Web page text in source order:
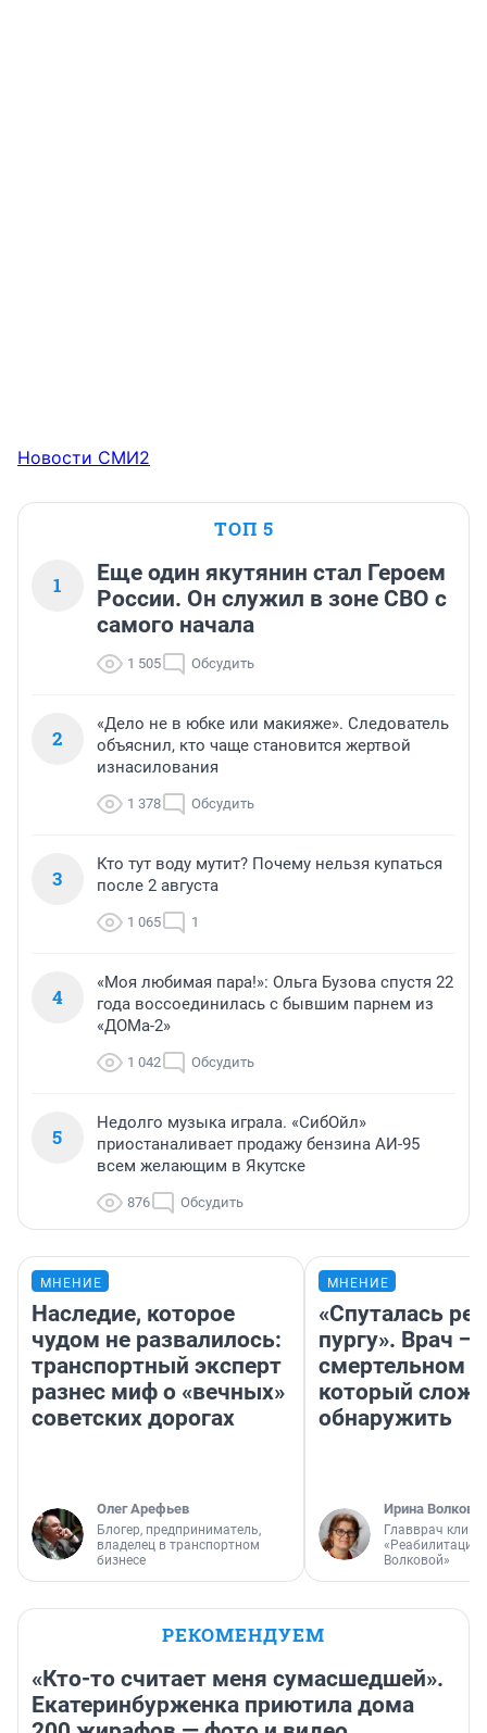
Новости СМИ2
ТОП 5
1
Еще один якутянин стал Героем
России. Он служил в зоне СВО с
самого начала
1 505 Обсудить
2
«Дело не в юбке или макияже». Следователь
объяснил, кто чаще становится жертвой
изнасилования
1 378 Обсудить
3
Кто тут воду мутит? Почему нельзя купаться
после 2 августа
1 065 1
4
«Моя любимая пара!»: Ольга Бузова спустя 22
года воссоединилась с бывшим парнем из
«ДОМа-2»
1 042 Обсудить
5
Недолго музыка играла. «СибОйл»
приостаналивает продажу бензина АИ-95
всем желающим в Якутске
876 Обсудить
МНЕНИЕ
Наследие, которое
чудом не развалилось:
транспортный эксперт
разнес миф о «вечных»
советских дорогах
Олег Арефьев
Блогер, предприниматель,
владелец в транспортном
бизнесе
МНЕНИЕ
«Спуталась
пургу». Врач —
смертельном
который
обнаружить
Ирина Волкова
Главврач
«Реабилитация
Волковой»
РЕКОМЕНДУЕМ
«Кто-то считает меня сумасшедшей».
Екатеринбурженка приютила дома